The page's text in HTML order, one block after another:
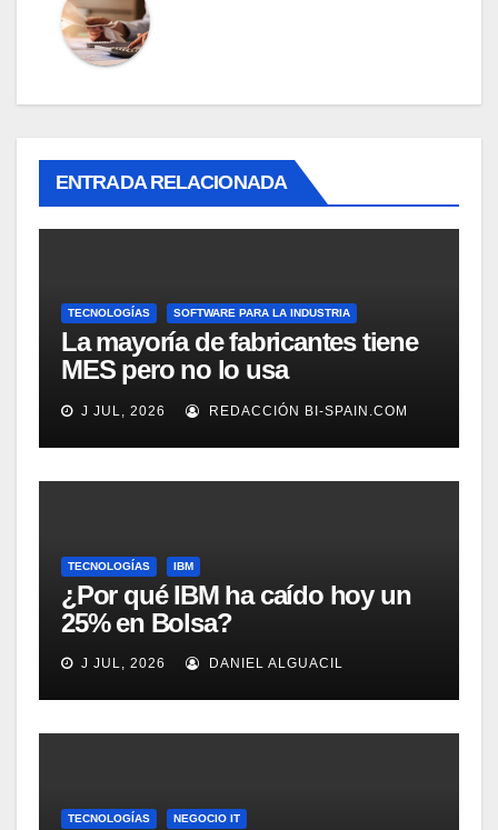
ENTRADA RELACIONADA
TECNOLOGÍAS SOFTWARE PARA LA INDUSTRIA
La mayoría de fabricantes tiene
MES pero no lo usa
adecuadamente, según
Rockwell Automation
J JUL, 2026 REDACCIÓN BI-SPAIN.COM
TECNOLOGÍAS IBM
¿Por qué IBM ha caído hoy un
25% en Bolsa?
J JUL, 2026 DANIEL ALGUACIL
TECNOLOGÍAS NEGOCIO IT